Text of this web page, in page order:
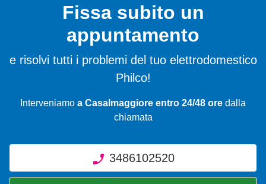
Fissa subito un
appuntamento
e risolvi tutti i problemi del tuo elettrodomestico
Philco!
Interveniamo a Casalmaggiore entro 24/48 ore dalla
chiamata
3486102520